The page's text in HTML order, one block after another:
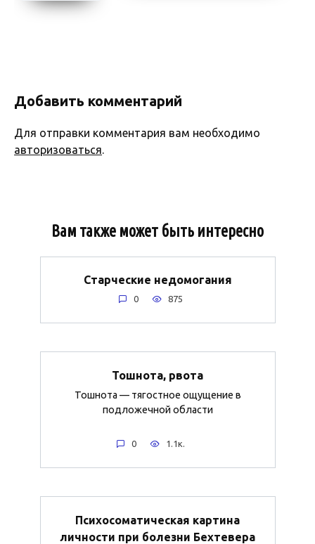
Добавить комментарий
Для отправки комментария вам необходимо
авторизоваться.
Вам также может быть интересно
Старческие недомогания
0 875
Тошнота, рвота
Тошнота — тягостное ощущение в
подложечной области
0 1.1к.
Психосоматическая картина
личности при болезни Бехтевера